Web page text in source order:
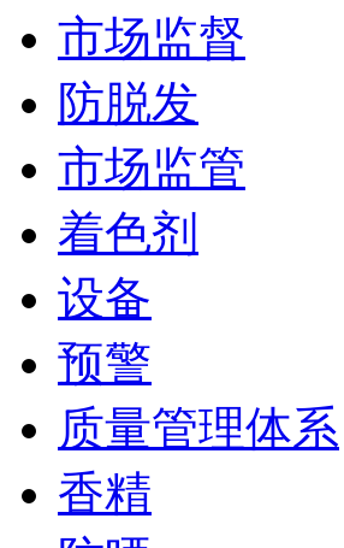
市场监督
防脱发
市场监管
着色剂
设备
预警
质量管理体系
香精